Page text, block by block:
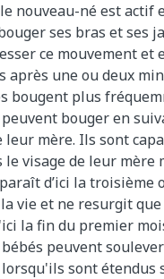
nouveau-né est actif
ses bras et ses
ce mouvement et
après une ou deux
bougent plus
bouger en
leur mère. Ils sont
le visage de leur mère
d’ici la troisième
vie et ne resurgit
la fin du premier
peuvent
sont étendus